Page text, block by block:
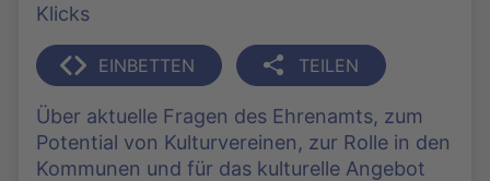
Klicks
EINBETTEN TEILEN
Über aktuelle Fragen des Ehrenamts, zum
Potential von Kulturvereinen, zur Rolle in den
Kommunen und für das kulturelle Angebot